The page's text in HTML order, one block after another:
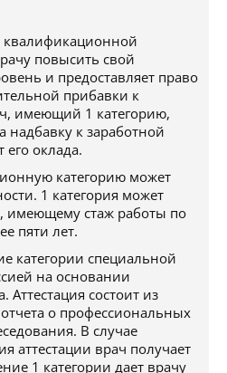
повысить свой
и предоставляет право
прибавки к
имеющий 1 категорию,
надбавку к заработной
его оклада.
категорию может
1 категория может
имеющему стаж работы по
пяти лет.
категории специальной
на основании
Аттестация состоит из
о профессиональных
В случае
аттестации врач получает
1 категории дает врачу